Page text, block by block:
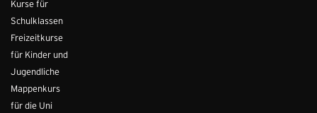
Kurse für
Schulklassen
Freizeitkurse
für Kinder und
Jugendliche
Mappenkurs
für die Uni